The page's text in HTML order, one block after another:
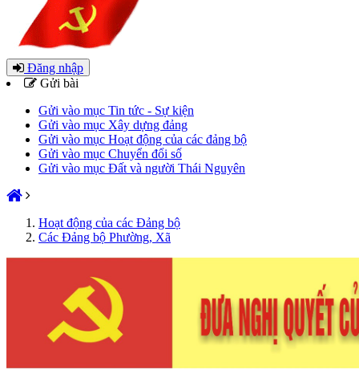
Đăng nhập
Gửi bài
Gửi vào mục Tin tức - Sự kiện
Gửi vào mục Xây dựng đảng
Gửi vào mục Hoạt động của các đảng bộ
Gửi vào mục Chuyển đổi số
Gửi vào mục Đất và người Thái Nguyên
Hoạt động của các Đảng bộ
Các Đảng bộ Phường, Xã